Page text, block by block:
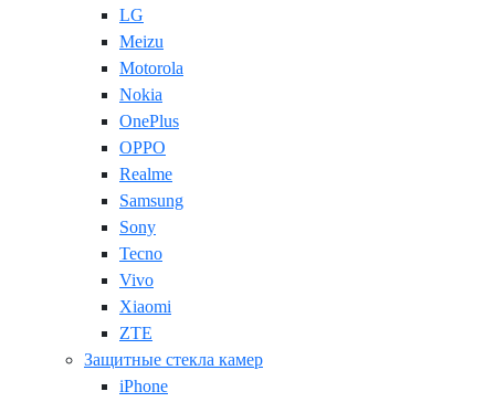
LG
Meizu
Motorola
Nokia
OnePlus
OPPO
Realme
Samsung
Sony
Tecno
Vivo
Xiaomi
ZTE
Защитные стекла камер
iPhone